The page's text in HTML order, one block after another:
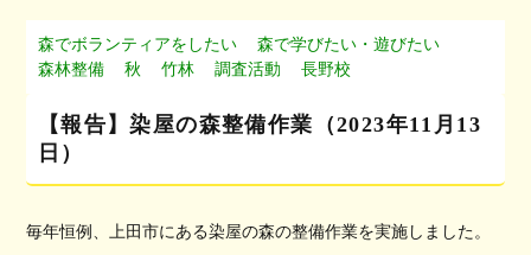
森でボランティアをしたい
森で学びたい・遊びたい
森林整備
秋 竹林 調査活動 長野校
【報告】染屋の森整備作業（2023年11月13
日）
毎年恒例、上田市にある染屋の森の整備作業を実施しました。